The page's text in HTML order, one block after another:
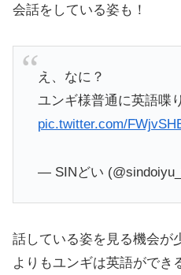
会話をしている姿も！
え、なに？
ユンギ様普通に英語喋
pic.twitter.com/
— SINどい
話している姿を見る機会が
よりもユンギは英語ができ